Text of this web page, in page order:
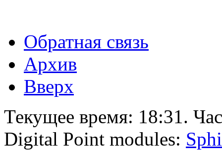
Обратная связь
Архив
Вверх
Текущее время: 18:31.
Digital Point modules: